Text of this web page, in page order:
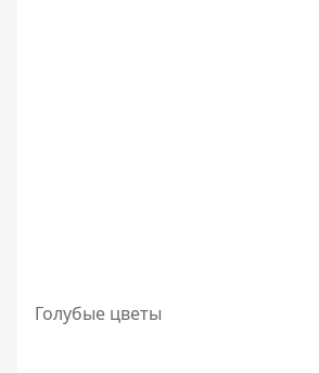
Голубые цветы